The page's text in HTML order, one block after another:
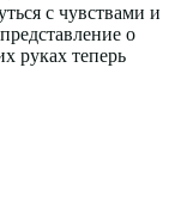
с чувствами и
о
руках теперь